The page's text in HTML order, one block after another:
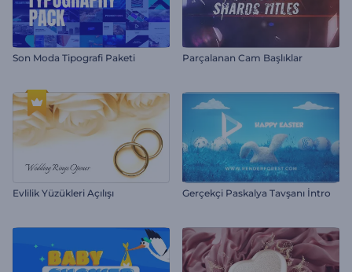
Son Moda Tipografi Paketi Parçalanan Cam Başlıklar
Evlilik Yüzükleri Açılışı Gerçekçi Paskalya Tavşanı İntro